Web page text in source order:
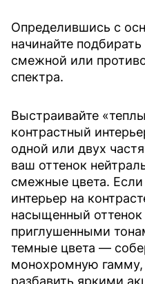
Определившись с
начинайте
смежной или
спектра.
Выстраивайте
контрастный
одной или двух
ваш оттенок
смежные цвета.
интерьер на
насыщенный
приглушенными
темные цвета —
монохромную